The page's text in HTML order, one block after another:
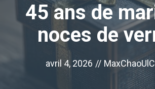
45 ans de
noces de
avril 4, 2026 //